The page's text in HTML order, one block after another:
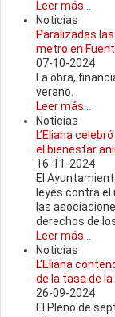
Leer más...
Noticias
Paralizadas
metro en
07-10-2024
La obra,
verano.
Leer más...
Noticias
L’Eliana
el bienestar
16-11-2024
El
leyes contra el
las
derechos de
Leer más...
Noticias
L'Eliana
de la tasa de
26-09-2024
El Pleno de